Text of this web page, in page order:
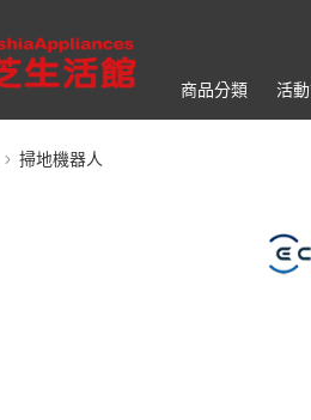
商品分類 活
掃地機器人